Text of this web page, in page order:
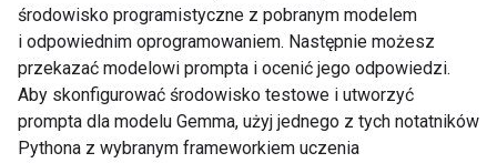
środowisko programistyczne z pobranym modelem
i odpowiednim oprogramowaniem. Następnie możesz
przekazać modelowi prompta i ocenić jego odpowiedzi.
Aby skonfigurować środowisko testowe i utworzyć
prompta dla modelu Gemma, użyj jednego z tych notatników
Pythona z wybranym frameworkiem uczenia